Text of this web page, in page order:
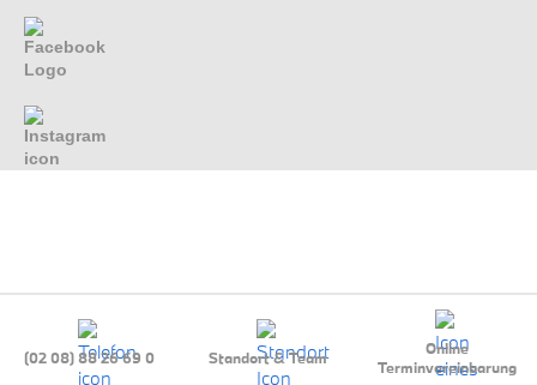
(02 08) 88 26 69 0 Standort & Team
Online
Terminvereinbarung